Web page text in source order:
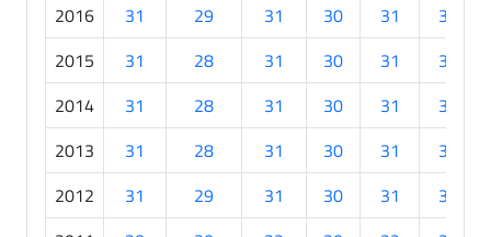
2016
31 29 31 30 31
30
2015
31 28 31 30 31
30
2014
31 28 31 30 31
30
2013
31 28 31 30 31
30
2012
31 29 31 30 31
30